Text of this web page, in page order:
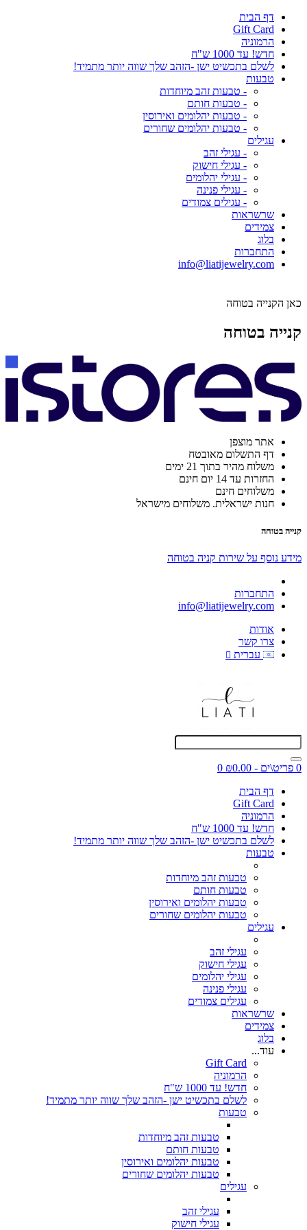
דף הבית
Gift Card
הרמוניה
חדש! עד 1000 ש"ח
לשלם בתכשיט ישן -הזהב שלך שווה יותר מתמיד!
טבעות
- טבעות זהב מיוחדות
- טבעות חותם
- טבעות יהלומים ואירוסין
- טבעות יהלומים שחורים
עגילים
- עגילי זהב
- עגילי חישוק
- עגילי יהלומים
- עגילי פנינה
- עגילים צמודים
שרשראות
צמידים
בלוג
התחברות
info@liatijewelry.com
כאן הקנייה בטוחה
קנייה בטוחה
אתר מוצפן
דף התשלום מאובטח
משלוח מהיר בתוך 21 ימים
החזרות עד 14 יום חינם
משלוחים חינם
חנות ישראלית. משלוחים מישראל
קנייה בטוחה
מידע נוסף על שירות קניה בטוחה
התחברות
info@liatijewelry.com
אודות
צרו קשר
עברית
0 פריט\ים - ₪0.00
0
דף הבית
Gift Card
הרמוניה
חדש! עד 1000 ש"ח
לשלם בתכשיט ישן -הזהב שלך שווה יותר מתמיד!
טבעות
טבעות זהב מיוחדות
טבעות חותם
טבעות יהלומים ואירוסין
טבעות יהלומים שחורים
עגילים
עגילי זהב
עגילי חישוק
עגילי יהלומים
עגילי פנינה
עגילים צמודים
שרשראות
צמידים
בלוג
עוד...
Gift Card
הרמוניה
חדש! עד 1000 ש"ח
לשלם בתכשיט ישן -הזהב שלך שווה יותר מתמיד!
טבעות
טבעות זהב מיוחדות
טבעות חותם
טבעות יהלומים ואירוסין
טבעות יהלומים שחורים
עגילים
עגילי זהב
עגילי חישוק